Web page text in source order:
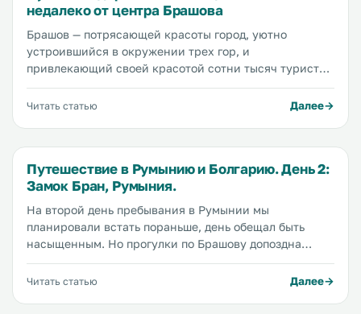
недалеко от центра Брашова
Брашов — потрясающей красоты город, уютно
устроившийся в окружении трех гор, и
привлекающий своей красотой сотни тысяч туристов
в год. Природа Брашова великолепна, архитектура
оригинальна, а цены низки, что делает это место
горнолыжном курорте Пояна Брашов. Мы изучили
особенности отдыха в Брашове, ознакомились с
предложениями гостиниц и гостевых домов и теперь
предлагаем вам лучшие идеи для бюджетного отдыха
в этом прекрасном городе.
Читать статью Далее
Путешествие в Румынию и Болгарию. День 2:
Замок Бран, Румыния.
На второй день пребывания в Румынии мы
планировали встать пораньше, день обещал быть
насыщенным. Но прогулки по Брашову допоздна
внесли незначительные коррективы в наши планы.
Вместо семи утра мы встали в половину девятого.
Читать статью Далее